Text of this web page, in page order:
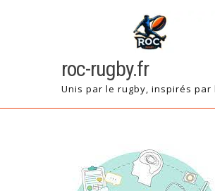
roc-rugby.fr
Unis par le rugby, inspirés par